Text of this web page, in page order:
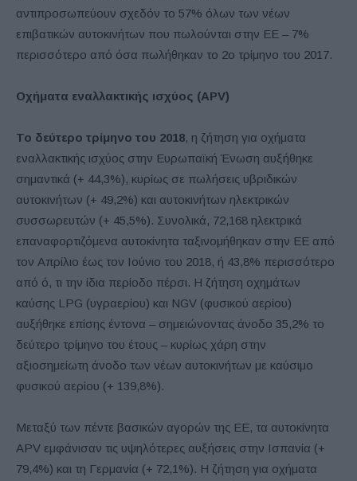
αντιπροσωπεύουν σχεδόν το 57% όλων των νέων
επιβατικών αυτοκινήτων που πωλούνται στην ΕΕ – 7%
περισσότερο από όσα πωλήθηκαν το 2ο τρίμηνο του 2017.
Οχήματα εναλλακτικής ισχύος (APV)
Το δεύτερο τρίμηνο του 2018, η ζήτηση για οχήματα
εναλλακτικής ισχύος στην Ευρωπαϊκή Ένωση αυξήθηκε
σημαντικά (+ 44,3%), κυρίως σε πωλήσεις υβριδικών
αυτοκινήτων (+ 49,2%) και αυτοκινήτων ηλεκτρικών
συσσωρευτών (+ 45,5%). Συνολικά, 72,168 ηλεκτρικά
επαναφορτιζόμενα αυτοκίνητα ταξινομήθηκαν στην ΕΕ από
τον Απρίλιο έως τον Ιούνιο του 2018, ή 43,8% περισσότερο
από ό, τι την ίδια περίοδο πέρσι. Η ζήτηση οχημάτων
καύσης LPG (υγραερίου) και NGV (φυσικού αερίου)
αυξήθηκε επίσης έντονα – σημειώνοντας άνοδο 35,2% το
δεύτερο τρίμηνο του έτους – κυρίως χάρη στην
αξιοσημείωτη άνοδο των νέων αυτοκινήτων με καύσιμο
φυσικού αερίου (+ 139,8%).
Μεταξύ των πέντε βασικών αγορών της ΕΕ, τα αυτοκίνητα
APV εμφάνισαν τις υψηλότερες αυξήσεις στην Ισπανία (+
79,4%) και τη Γερμανία (+ 72,1%). Η ζήτηση για οχήματα